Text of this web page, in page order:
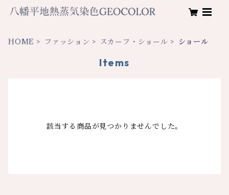
HOME ファッション スカーフ・ショール ショール
Items
該当する商品が見つかりませんでした。